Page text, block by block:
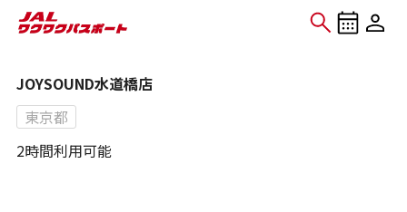
JOYSOUND水道橋店
東京都
2時間利用可能